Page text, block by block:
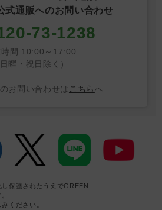
式通販へのお問い合わせ
73-1238
時間 10:00～17:00
日曜・祝日除く）
お問い合わせは こちらへ
保護されたうえでGREEN
ください。